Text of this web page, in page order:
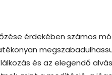
érdekében számos
és az elegendő